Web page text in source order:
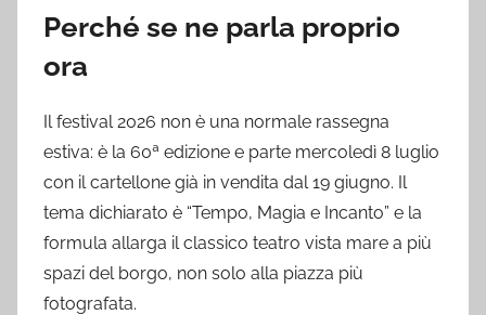
Perché se ne parla proprio
ora
Il festival 2026 non è una normale rassegna
estiva: è la 60ª edizione e parte mercoledì 8 luglio
con il cartellone già in vendita dal 19 giugno. Il
tema dichiarato è “Tempo, Magia e Incanto” e la
formula allarga il classico teatro vista mare a più
spazi del borgo, non solo alla piazza più
fotografata.